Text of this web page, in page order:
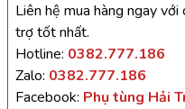
Liên hệ mua hàng ngay
trợ tốt nhất.
Hotline: 0382.777.186
Zalo: 0382.777.186
Facebook: Phụ tùng Hải